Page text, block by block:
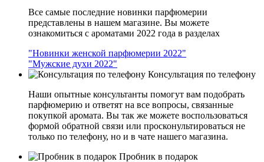
Все самые последние новинки парфюмерии
представлены в нашем магазине. Вы можете
ознакомиться с ароматами 2022 года в разделах
"Новинки женской парфюмерии 2022"
"Мужские духи 2022"
Консультация по телефону
Наши опытные консультанты помогут вам подобрать
парфюмерию и ответят на все вопросы, связанные
покупкой аромата. Вы так же можете воспользоваться
формой обратной связи или просконультироваться не
только по телефону, но и в чате нашего магазина.
Пробник в подарок